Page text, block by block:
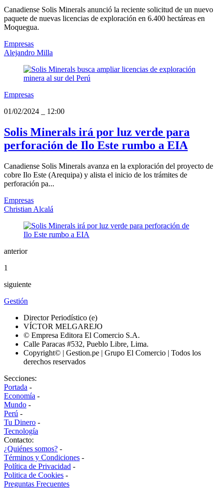
Canadiense Solis Minerals anunció la reciente solicitud de un nuevo
paquete de nuevas licencias de exploración en 6.400 hectáreas en
Moquegua.
Empresas
Alejandro Milla
Empresas
01/02/2024
12:00
Solis Minerals irá por luz verde para
perforación de Ilo Este rumbo a EIA
Canadiense Solis Minerals avanza en la exploración del proyecto de
cobre Ilo Este (Arequipa) y alista el inicio de los trámites de
perforación pa...
Empresas
Christian Alcalá
anterior
1
siguiente
Gestión
Director Periodístico (e)
VÍCTOR MELGAREJO
© Empresa Editora El Comercio S.A.
Calle Paracas #532, Pueblo Libre, Lima.
Copyright© | Gestion.pe | Grupo El Comercio | Todos los
derechos reservados
Secciones:
Portada -
Economía -
Mundo -
Perú -
Tu Dinero -
Tecnología
Contacto:
¿Quiénes somos? -
Términos y Condiciones -
Política de Privacidad -
Politica de Cookies -
Preguntas Frecuentes